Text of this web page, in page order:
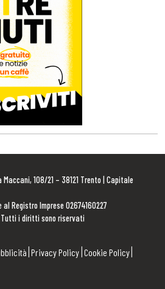
108/21 – 38121 Trento | Capitale
Registro Imprese 02674160227
i diritti sono riservati
Privacy Policy Cookie Policy